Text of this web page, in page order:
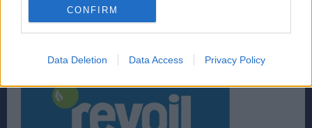
CONFIRM
Data Deletion Data Access Privacy Policy